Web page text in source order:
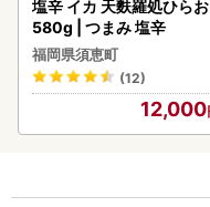
塩辛 イカ 天麩羅処ひらお
580g | つまみ 塩辛
福岡県須恵町
(12)
12,000